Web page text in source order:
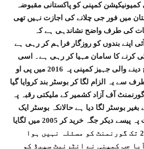
کمپنی کو پاکستانی مقبوضہ
میں فور جی چلانے کی اجازت نہیں تھی
بات کی طرف واضح نشاندہی ہے کہ
اپنے بندوں کو روزگار فراہم کر رہی ہے
کرنے کا سامان مہیا کر رہی ہے۔ اسی
انٹرنیٹ کی بہتر کوریج دینے والی جہیز کمپنی پہ 2016 میں پی او
یہ الزام لگا کر بوسٹر بند کروایا گیا
آف آزاد کشمیر کے ملیکتی رقبہ پہ
بوسٹر لگا دیا ہے حالانکہ بوسٹر ایک
شخص کی ذاتی ملکیت پہ پیسے دیکر جگہ خرید کر 2005 میں لگایا
گیا تھا۔ 2005 سے 2016 تک گورنمنٹ کو مسئلہ نہیں ہوا
جب کمپنی نے انٹرنیٹ سپیڈ کو